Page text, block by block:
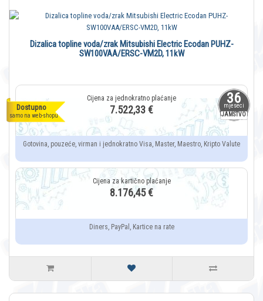
36
mjeseci
JAMSTVO
Dostupno
samo na web-shopu
Dizalica topline voda/zrak Mitsubishi Electric Ecodan PUHZ-
SW100VAA/ERSC-VM2D, 11kW
7.522,33 €
Gotovina, pouzeće, virman i jednokratno Visa, Master, Maestro, Kripto Valute
8.176,45 €
Diners, PayPal, Kartice na rate